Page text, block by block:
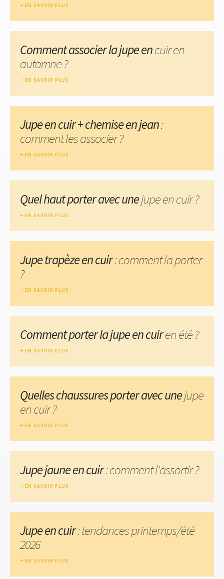
EN SAVOIR PLUS
Comment associer la jupe encuir en
automne ?
EN SAVOIR PLUS
Jupe en cuir + chemise en jean:
comment les associer ?
EN SAVOIR PLUS
Quel haut porter avec unejupe en cuir ?
EN SAVOIR PLUS
Jupe trapèze en cuir: comment la porter
?
EN SAVOIR PLUS
Comment porter la jupe en cuiren été ?
EN SAVOIR PLUS
Quelles chaussures porter avec unejupe
en cuir ?
EN SAVOIR PLUS
Jupe jaune en cuir: comment l'assortir ?
EN SAVOIR PLUS
Jupe en cuir: tendances printemps/été
2026
EN SAVOIR PLUS